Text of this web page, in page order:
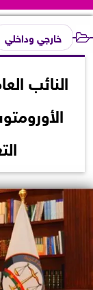
خارجي وداخلي
النائب